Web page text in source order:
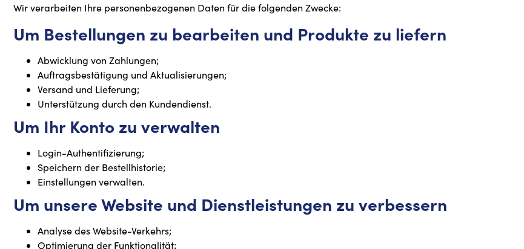
Wir verarbeiten Ihre personenbezogenen Daten für die folgenden Zwecke:
Um Bestellungen zu bearbeiten und Produkte zu liefern
Abwicklung von Zahlungen;
Auftragsbestätigung und Aktualisierungen;
Versand und Lieferung;
Unterstützung durch den Kundendienst.
Um Ihr Konto zu verwalten
Login-Authentifizierung;
Speichern der Bestellhistorie;
Einstellungen verwalten.
Um unsere Website und Dienstleistungen zu verbessern
Analyse des Website-Verkehrs;
Optimierung der Funktionalität;